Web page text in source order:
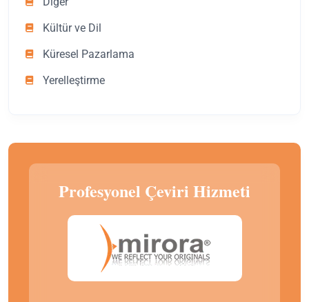
Kültür ve Dil
Küresel Pazarlama
Yerelleştirme
Profesyonel Çeviri Hizmeti